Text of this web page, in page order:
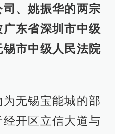
、姚振华的两宗
东省深圳市中级
市中级人民法院
无锡宝能城的部
开区立信大道与